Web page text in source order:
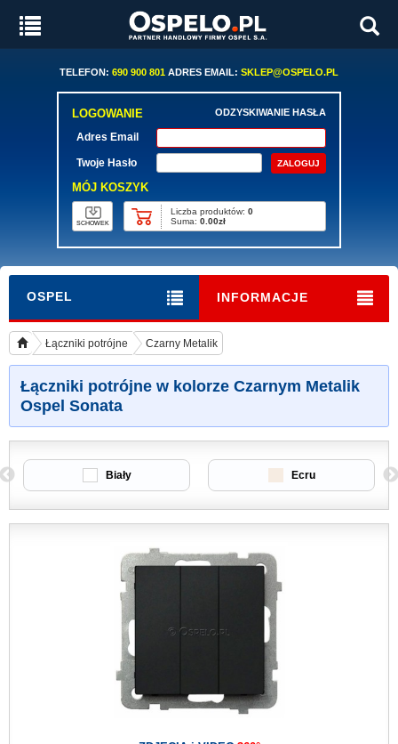
TELEFON: 690 900 801 ADRES EMAIL: SKLEP@OSPELO.PL
LOGOWANIE ODZYSKIWANIE HASŁA
Adres Email
Twoje Hasło
MÓJ KOSZYK
SCHOWEK
Liczba produktów: 0
Suma: 0.00zł
OSPEL INFORMACJE
Łączniki potrójne Czarny Metalik
Łączniki potrójne w kolorze Czarnym Metalik
Ospel Sonata
Biały Ecru